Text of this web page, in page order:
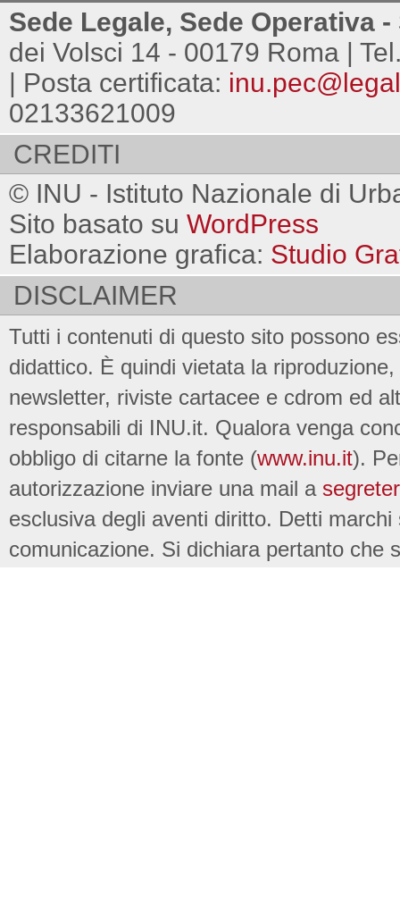
Sede Legale, Sede Operativa
dei Volsci 14 - 00179 Roma |
| Posta certificata:
02133621009
CREDITI
© INU - Istituto Nazionale di
Sito basato su WordPress
Elaborazione grafica: Studio
DISCLAIMER
Tutti i contenuti di questo sito possono
didattico. È quindi vietata la
newsletter, riviste cartacee e cdrom ed
responsabili di INU.it. Qualora venga
obbligo di citarne la fonte (www.inu.it).
autorizzazione inviare una mail a
esclusiva degli aventi diritto. Detti
comunicazione. Si dichiara pertanto che